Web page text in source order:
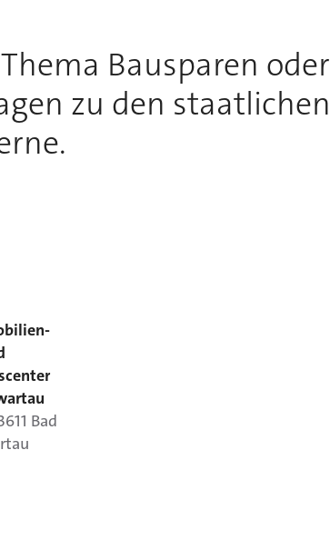
Bausparen oder
zu den staatlichen
Bad